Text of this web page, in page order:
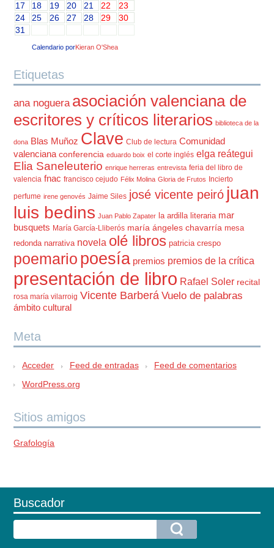
17
18 19 20 21 22
23
24
25 26 27 28 29
30
31
Calendario porKieran O'Shea
Etiquetas
ana noguera asociación valenciana de
escritores y críticos literarios biblioteca de la
dona Blas Muñoz Clave Club de lectura Comunidad
valenciana conferencia eduardo boix el corte inglés elga reátegui
Elia Saneleuterio enrique herreras entrevista feria del libro de
valencia fnac francisco cejudo Félix Molina Gloria de Frutos
Incierto
perfume irene genovés Jaime Siles josé vicente peiró juan
luis bedins Juan Pablo Zapater la ardilla literaria mar
busquets María García-Lliberós maría ángeles chavarría mesa
redonda narrativa novela olé libros patricia crespo
poemario poesía premios premios de la crítica
presentación de libro Rafael Soler recital
rosa maría vilarroig Vicente Barberá Vuelo de palabras
ámbito cultural
Meta
Acceder Feed de entradas
Feed de comentarios
WordPress.org
Sitios amigos
Grafología
Buscador